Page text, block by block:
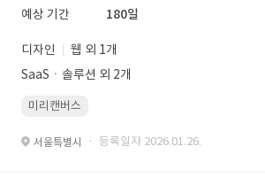
예상 기간
180일
디자인
웹 외 1개
SaaSㆍ솔루션 외 2개
미리캔버스
서울특별시 · 등록일자 2026.01.26.